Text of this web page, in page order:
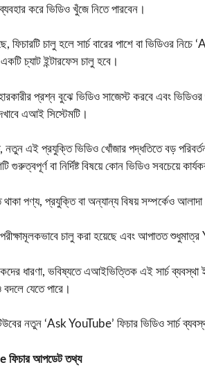
ব্যবহার করে ভিডিও খুঁজে নিতে পারবেন।
ফিচারটি চালু হলে সার্চ বারের পাশে বা ভিডিওর
চ্যাট ইন্টারফেস চালু হবে।
প্রশ্ন বুঝে ভিডিও সাজেস্ট করবে এবং
এআই সিস্টেমটি।
নতুন এই প্রযুক্তি ভিডিও খোঁজার পদ্ধতিতে বড়
বা নির্দিষ্ট বিষয়ে কোন ভিডিও সবচেয়ে
পণ্য, প্রযুক্তি বা অন্যান্য বিষয় সম্পর্কেও
পরীক্ষামূলকভাবে চালু করা হয়েছে এবং আপাতত শুধুমাত্র
ধারণা, ভবিষ্যতে এআইভিত্তিক এই সার্চ
বদলে যেতে পারে।
নতুন ‘Ask YouTube’ ফিচার ভিডিও সার্চ
ফিচার আপডেট তথ্য